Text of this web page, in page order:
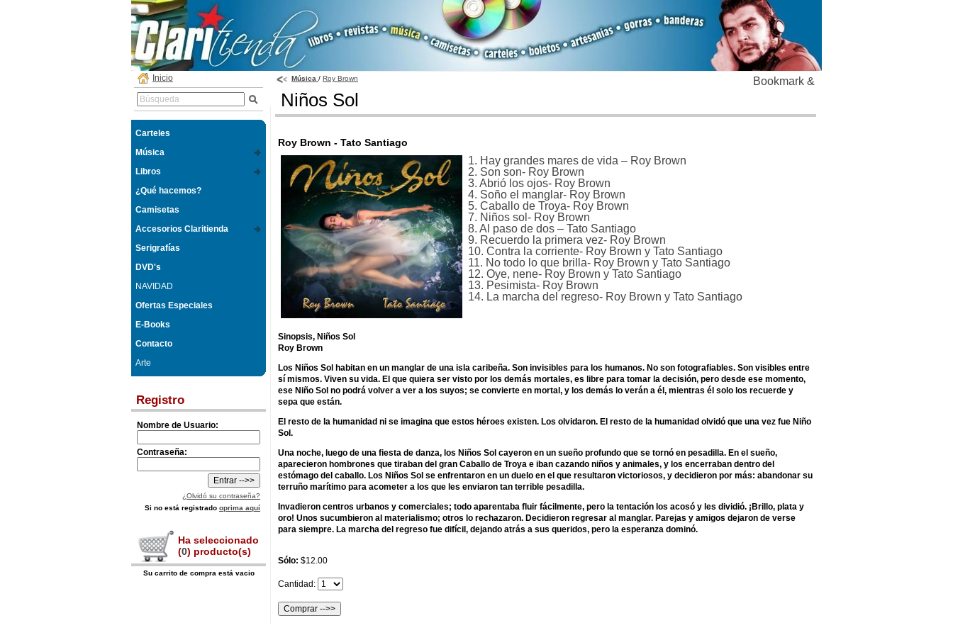
Inicio
Carteles
Música
Libros
¿Qué hacemos?
Camisetas
Accesorios Claritienda
Serigrafías
DVD's
NAVIDAD
Ofertas Especiales
E-Books
Contacto
Arte
Registro
Nombre de Usuario:
Contraseña:
¿Olvidó su contraseña?
Si no está registrado oprima aquí
Ha seleccionado
(0) producto(s)
Su carrito de compra está vacio
Música / Roy Brown
Niños Sol
Roy Brown - Tato Santiago
1. Hay grandes mares de vida – Roy Brown
2. Son son- Roy Brown
3. Abrió los ojos- Roy Brown
4. Soño el manglar- Roy Brown
5. Caballo de Troya- Roy Brown
7. Niños sol- Roy Brown
8. Al paso de dos – Tato Santiago
9. Recuerdo la primera vez- Roy Brown
10. Contra la corriente- Roy Brown y Tato Santiago
11. No todo lo que brilla- Roy Brown y Tato Santiago
12. Oye, nene- Roy Brown y Tato Santiago
13. Pesimista- Roy Brown
14. La marcha del regreso- Roy Brown y Tato Santiago
Sinopsis, Niños Sol
Roy Brown
Los Niños Sol habitan en un manglar de una isla caribeña. Son invisibles para los humanos. No son fotografiables. Son visibles entre
sí mismos. Viven su vida. El que quiera ser visto por los demás mortales, es libre para tomar la decisión, pero desde ese momento,
ese Niño Sol no podrá volver a ver a los suyos; se convierte en mortal, y los demás lo verán a él, mientras él solo los recuerde y
sepa que están.
El resto de la humanidad ni se imagina que estos héroes existen. Los olvidaron. El resto de la humanidad olvidó que una vez fue Niño
Sol.
Una noche, luego de una fiesta de danza, los Niños Sol cayeron en un sueño profundo que se tornó en pesadilla. En el sueño,
aparecieron hombrones que tiraban del gran Caballo de Troya e iban cazando niños y animales, y los encerraban dentro del
estómago del caballo. Los Niños Sol se enfrentaron en un duelo en el que resultaron victoriosos, y decidieron por más: abandonar su
terruño marítimo para acometer a los que les enviaron tan terrible pesadilla.
Invadieron centros urbanos y comerciales; todo aparentaba fluir fácilmente, pero la tentación los acosó y les dividió. ¡Brillo, plata y
oro! Unos sucumbieron al materialismo; otros lo rechazaron. Decidieron regresar al manglar. Parejas y amigos dejaron de verse
para siempre. La marcha del regreso fue difícil, dejando atrás a sus queridos, pero la esperanza dominó.
Sólo: $12.00
Cantidad: